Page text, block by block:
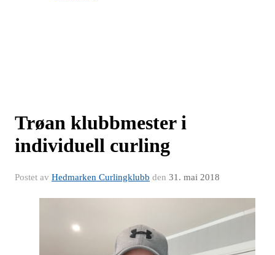
Trøan klubbmester i
individuell curling
Postet av Hedmarken Curlingklubb den 31. mai 2018